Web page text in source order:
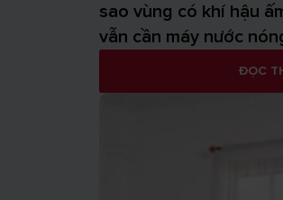
sao vùng có khí hậu
vẫn cần máy nước
ĐỌC